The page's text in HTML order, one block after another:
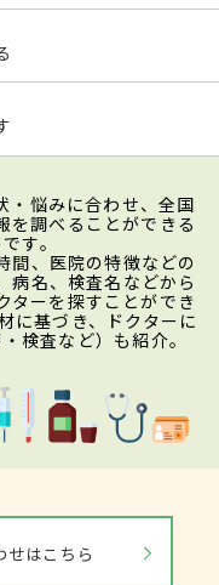
・悩みに合わせ、全国
を調べることができる
す。
間、医院の特徴などの
病名、検査名などから
ターを探すことができ
に基づき、ドクターに
検査など）も紹介。
せはこちら